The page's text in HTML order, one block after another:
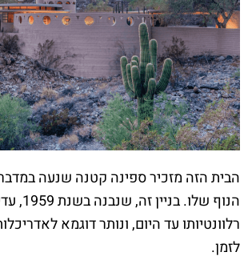
הבית הזה מזכיר ספינה קטנה שנעה
הנוף שלו.
רלוונטיותו עד היום, ונותר דוגמא
לזמן.